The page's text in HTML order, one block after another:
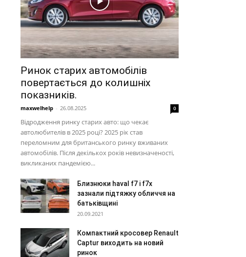
Ринок старих автомобілів
повертається до колишніх
показників.
maxwelhelp - 26.08.2025 0
Відродження ринку старих авто: що чекає
автолюбителів в 2025 році? 2025 рік став
переломним для британського ринку вживаних
автомобілів. Після декількох років невизначеності,
викликаних пандемією...
Близнюки haval f7 і f7x
зазнали підтяжку обличчя на
батьківщині
20.09.2021
Компактний кросовер Renault
Captur виходить на новий
ринок